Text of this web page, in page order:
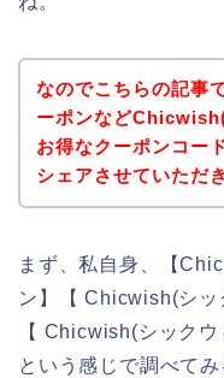
なのでこちらの記事
ーポンなど
お得なクーポンコー
シェアさせていただ
まず、私自身、【
ン】【 Chicwish(シッ
【 Chicwish(シック
という感じで調べてみ